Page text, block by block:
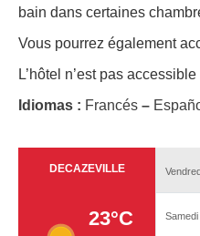
bain dans certaines
Vous pourrez également
L’hôtel n’est pas
Idiomas : Francés –